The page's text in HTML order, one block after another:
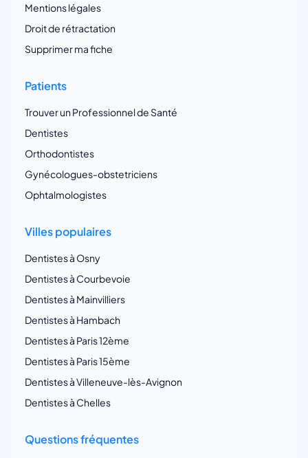
Mentions légales
Droit de rétractation
Supprimer ma fiche
Patients
Trouver un Professionnel de Santé
Dentistes
Orthodontistes
Gynécologues-obstetriciens
Ophtalmologistes
Villes populaires
Dentistes à Osny
Dentistes à Courbevoie
Dentistes à Mainvilliers
Dentistes à Hambach
Dentistes à Paris 12ème
Dentistes à Paris 15ème
Dentistes à Villeneuve-lès-Avignon
Dentistes à Chelles
Questions fréquentes